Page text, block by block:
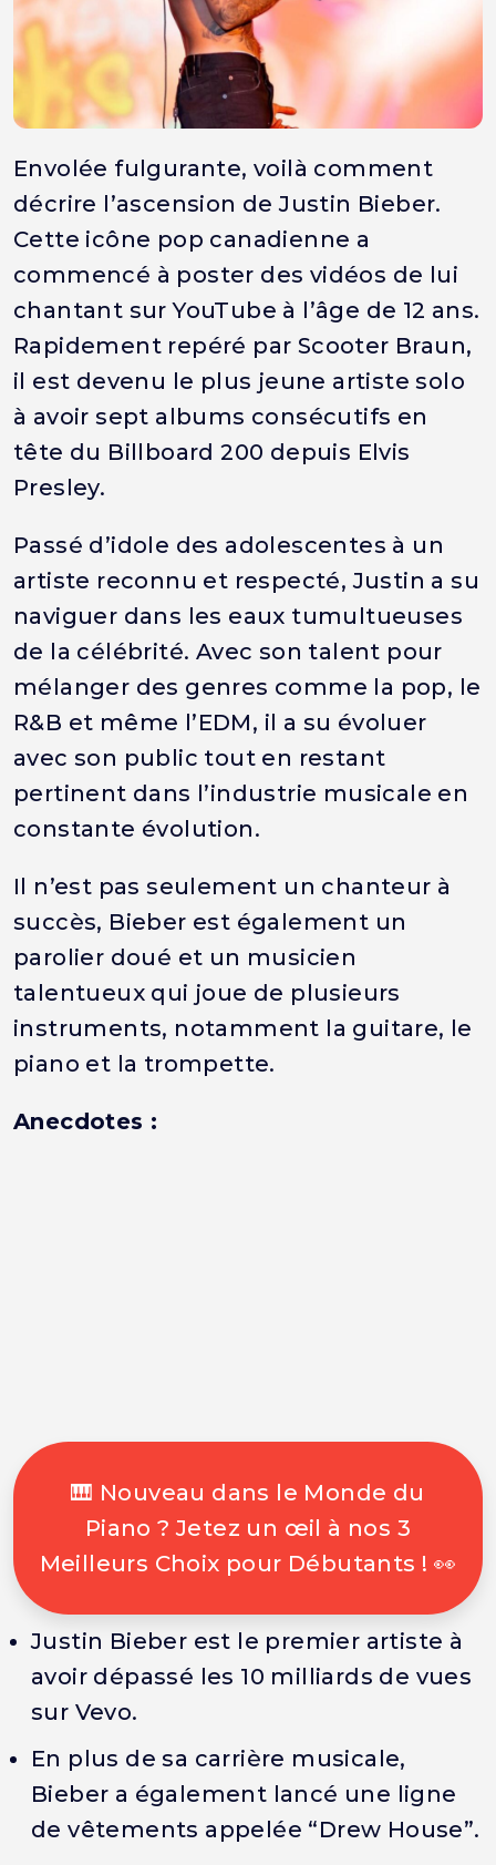
Envolée fulgurante, voilà comment
décrire l’ascension de Justin Bieber.
Cette icône pop canadienne a
commencé à poster des vidéos de lui
chantant sur YouTube à l’âge de 12 ans.
Rapidement repéré par Scooter Braun,
il est devenu le plus jeune artiste solo
à avoir sept albums consécutifs en
tête du Billboard 200 depuis Elvis
Presley.
Passé d’idole des adolescentes à un
artiste reconnu et respecté, Justin a su
naviguer dans les eaux tumultueuses
de la célébrité. Avec son talent pour
mélanger des genres comme la pop, le
R&B et même l’EDM, il a su évoluer
avec son public tout en restant
pertinent dans l’industrie musicale en
constante évolution.
Il n’est pas seulement un chanteur à
succès, Bieber est également un
parolier doué et un musicien
talentueux qui joue de plusieurs
instruments, notamment la guitare, le
piano et la trompette.
Anecdotes :
🎹 Nouveau dans le Monde du
Piano ? Jetez un œil à nos 3
Meilleurs Choix pour Débutants ! 👀
Justin Bieber est le premier artiste à
avoir dépassé les 10 milliards de vues
sur Vevo.
En plus de sa carrière musicale,
Bieber a également lancé une ligne
de vêtements appelée “Drew House”.